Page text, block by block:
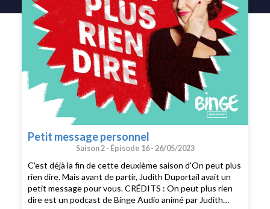
Petit message personnel
Saison 2 - Épisode 16 - 26/05/2023
C'est déjà la fin de cette deuxième saison d'On peut plus
rien dire. Mais avant de partir, Judith Duportail avait un
petit message pour vous. CRÉDITS : On peut plus rien
dire est un podcast de Binge Audio animé par Judith